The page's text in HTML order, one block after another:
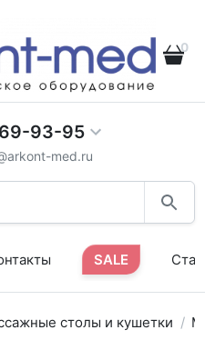
0
93-95
med.ru
SALE
столы и кушетки